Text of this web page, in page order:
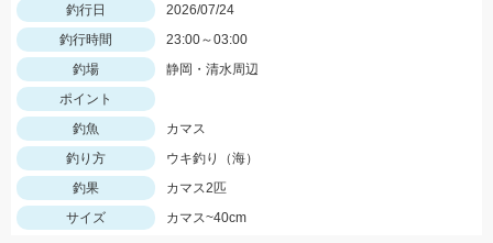
釣行日
2026/07/24
釣行時間
23:00～03:00
釣場
静岡・清水周辺
ポイント
釣魚
カマス
釣り方
ウキ釣り（海）
釣果
カマス2匹
サイズ
カマス~40cm